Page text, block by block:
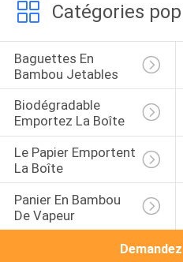
Catégories
Baguettes En
Bambou Jetables
Biodégradable
Emportez La Boîte
Le Papier Emportent
La Boîte
Panier En Bambou
De Vapeur